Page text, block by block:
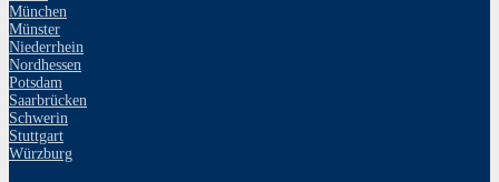
München
Münster
Niederrhein
Nordhessen
Potsdam
Saarbrücken
Schwerin
Stuttgart
Würzburg